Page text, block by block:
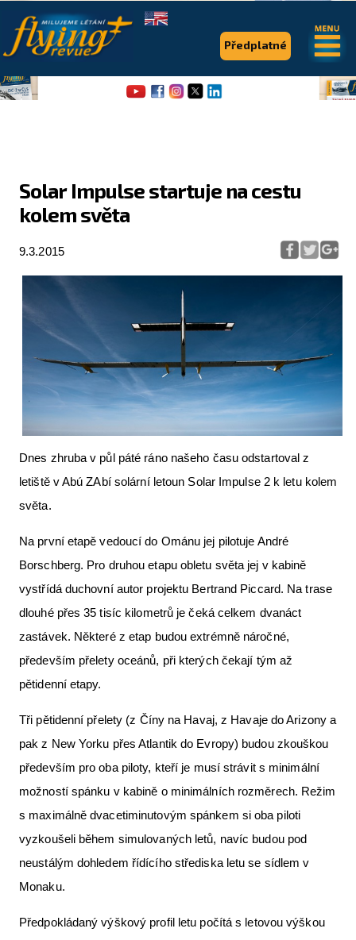
Solar Impulse startuje na cestu
kolem světa
9.3.2015
Dnes zhruba v půl páté ráno našeho času odstartoval z
letiště v Abú ZAbí solární letoun Solar Impulse 2 k letu kolem
světa.
Na první etapě vedoucí do Ománu jej pilotuje André
Borschberg. Pro druhou etapu obletu světa jej v kabině
vystřídá duchovní autor projektu Bertrand Piccard. Na trase
dlouhé přes 35 tisíc kilometrů je čeká celkem dvanáct
zastávek. Některé z etap budou extrémně náročné,
především přelety oceánů, při kterých čekají tým až
pětidenní etapy.
Tři pětidenní přelety (z Číny na Havaj, z Havaje do Arizony a
pak z New Yorku přes Atlantik do Evropy) budou zkouškou
především pro oba piloty, kteří je musí strávit s minimální
možností spánku v kabině o minimálních rozměrech. Režim
s maximálně dvacetiminutovým spánkem si oba piloti
vyzkoušeli během simulovaných letů, navíc budou pod
neustálým dohledem řídícího střediska letu se sídlem v
Monaku.
Předpokládaný výškový profil letu počítá s letovou výškou
Předplatné
.
Expedice
Série & speciály
Letecká videa
Aktuální FR + archiv
Letecká muzea
VFR Communication app
Inzerujte s námi
E-SHOP